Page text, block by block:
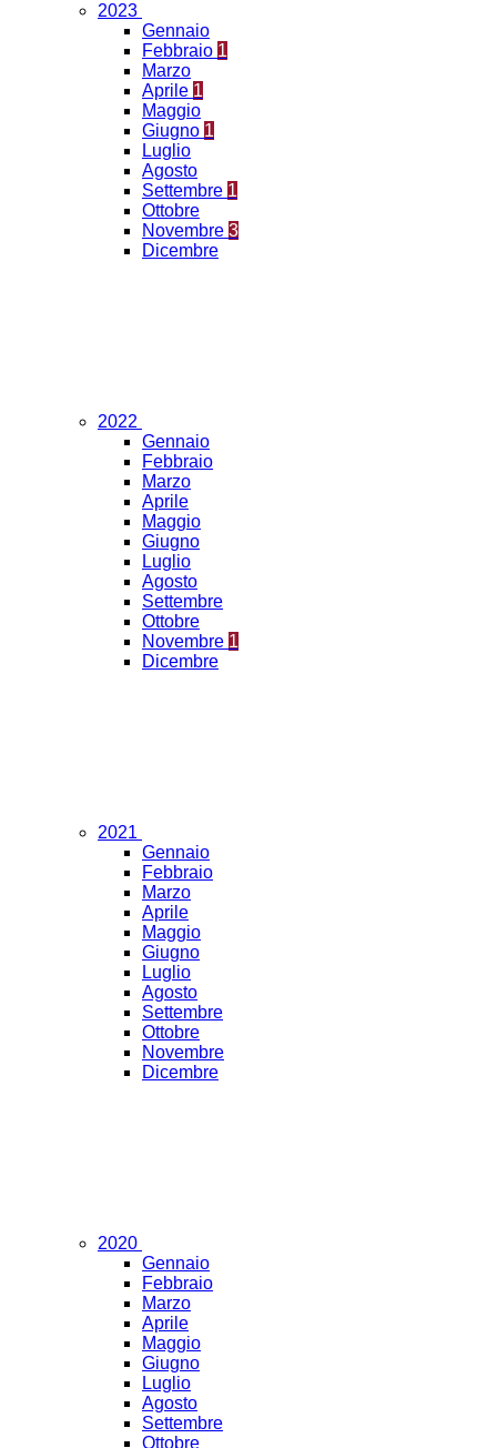
2023
Gennaio
Febbraio 1
Marzo
Aprile 1
Maggio
Giugno 1
Luglio
Agosto
Settembre 1
Ottobre
Novembre 3
Dicembre
2022
Gennaio
Febbraio
Marzo
Aprile
Maggio
Giugno
Luglio
Agosto
Settembre
Ottobre
Novembre 1
Dicembre
2021
Gennaio
Febbraio
Marzo
Aprile
Maggio
Giugno
Luglio
Agosto
Settembre
Ottobre
Novembre
Dicembre
2020
Gennaio
Febbraio
Marzo
Aprile
Maggio
Giugno
Luglio
Agosto
Settembre
Ottobre